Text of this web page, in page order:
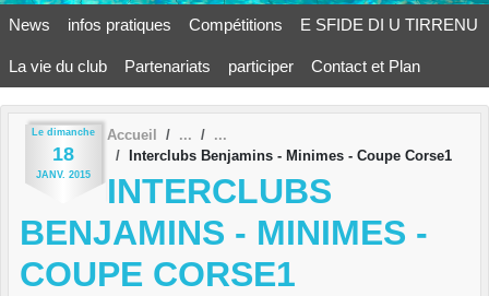
News infos pratiques Compétitions E SFIDE DI U TIRRENU
La vie du club Partenariats participer Contact et Plan
Le dimanche
18
JANV. 2015
Accueil
Interclubs Benjamins - Minimes - Coupe Corse1
INTERCLUBS
BENJAMINS - MINIMES -
COUPE CORSE1